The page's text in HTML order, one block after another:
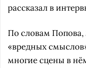
рассказал в
По словам
«вредных
многие сцены в